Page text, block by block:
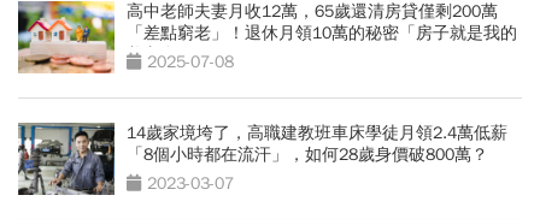
高中老師夫妻月收12萬，65歲還清房貸僅剩200萬
「差點窮老」！退休月領10萬的秘密「房子就是我的
養老金」
2025-07-08
14歲家境垮了，高職建教班車床學徒月領2.4萬低薪
「8個小時都在流汗」，如何28歲身價破800萬？
2023-03-07